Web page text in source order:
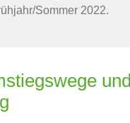
Sommer 2022.
und